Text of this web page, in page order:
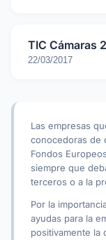
TIC Cámaras
22/03/2017
Las empresas
conocedoras de
Fondos
siempre que
terceros o a la
Por la
ayudas para la
positivamente la